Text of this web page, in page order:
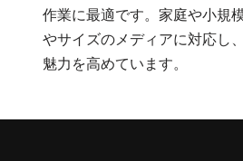
作業に最適です。家庭や小規
やサイズのメディアに対応し
魅力を高めています。